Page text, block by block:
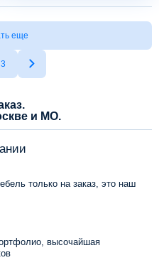
еще
3
и МО.
только на заказ, это наш
высочайшая